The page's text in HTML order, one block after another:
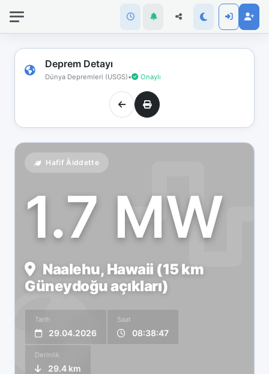
Deprem Detayı
Dünya Depremleri (USGS)• Onaylı
Hafif Åiddette
1.7 MW
Naalehu, Hawaii (15 km
Güneydoğu açıkları)
Tarih
29.04.2026
Saat
08:38:47
Derinlik
29.4 km
bağlantınız
koptu!
Çevrimdışı
moddasınız.